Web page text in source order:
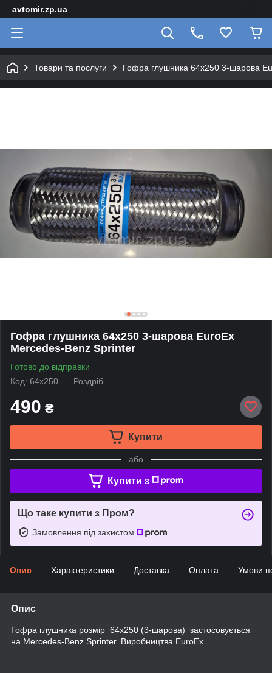
avtomir.zp.ua
Товари та послуги Гофра глушника 64х250 3-шарова
Гофра глушника 64х250 3-шарова EuroEx
Mercedes-Benz Sprinter
Готово до відправки
Код: 64х250
Роздріб
490 ₴
Купити
або
Купити з
Що таке купити з Пром?
Замовлення під захистом
Опис Характеристики Доставка Оплата Умови
Опис
Гофра глушника розмір 64х250 (3-шарова) застосовується
на Mercedes-Benz Sprinter. Виробництва EuroEx.